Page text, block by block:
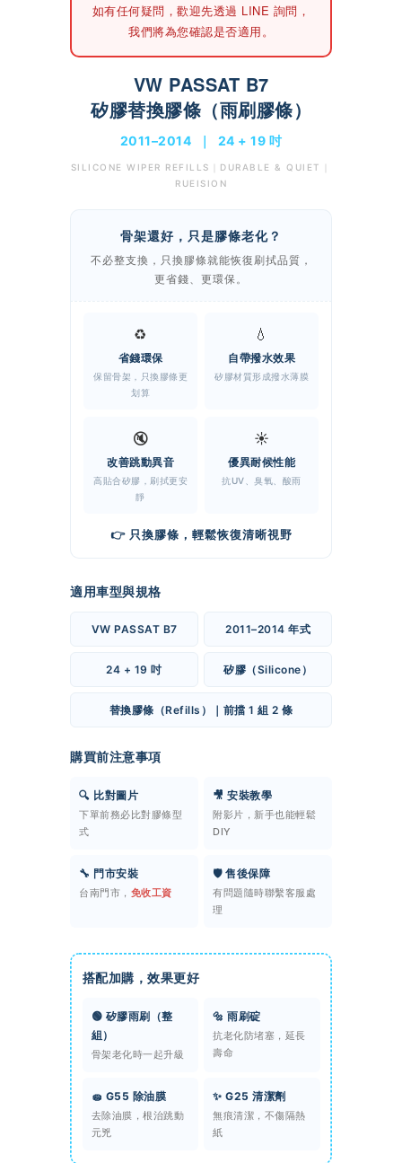
如有任何疑問，歡迎先透過 LINE 詢問，
我們將為您確認是否適用。
VW PASSAT B7
矽膠替換膠條（雨刷膠條）
2011–2014 ｜ 24 + 19 吋
SILICONE WIPER REFILLS｜DURABLE & QUIET｜
RUEISION
骨架還好，只是膠條老化？
不必整支換，只換膠條就能恢復刷拭品質，
更省錢、更環保。
♻️
省錢環保
保留骨架，只換膠條更
划算
💧
自帶撥水效果
矽膠材質形成撥水薄膜
🔇
改善跳動異音
高貼合矽膠，刷拭更安
靜
☀️
優異耐候性能
抗UV、臭氧、酸雨
👉 只換膠條，輕鬆恢復清晰視野
適用車型與規格
VW PASSAT B7 2011–2014 年式
24 + 19 吋 矽膠（Silicone）
替換膠條（Refills）｜前擋 1 組 2 條
購買前注意事項
🔍 比對圖片
下單前務必比對膠條型
式
🎥 安裝教學
附影片，新手也能輕鬆
DIY
🔧 門市安裝
台南門市， 免收工資
🛡️ 售後保障
有問題隨時聯繫客服處
理
搭配加購，效果更好
🟢 矽膠雨刷（整
組）
骨架老化時一起升級
🔩 雨刷碇
抗老化防堵塞，延長
壽命
🧽 G55 除油膜
去除油膜，根治跳動
元兇
✨ G25 清潔劑
無痕清潔，不傷隔熱
紙